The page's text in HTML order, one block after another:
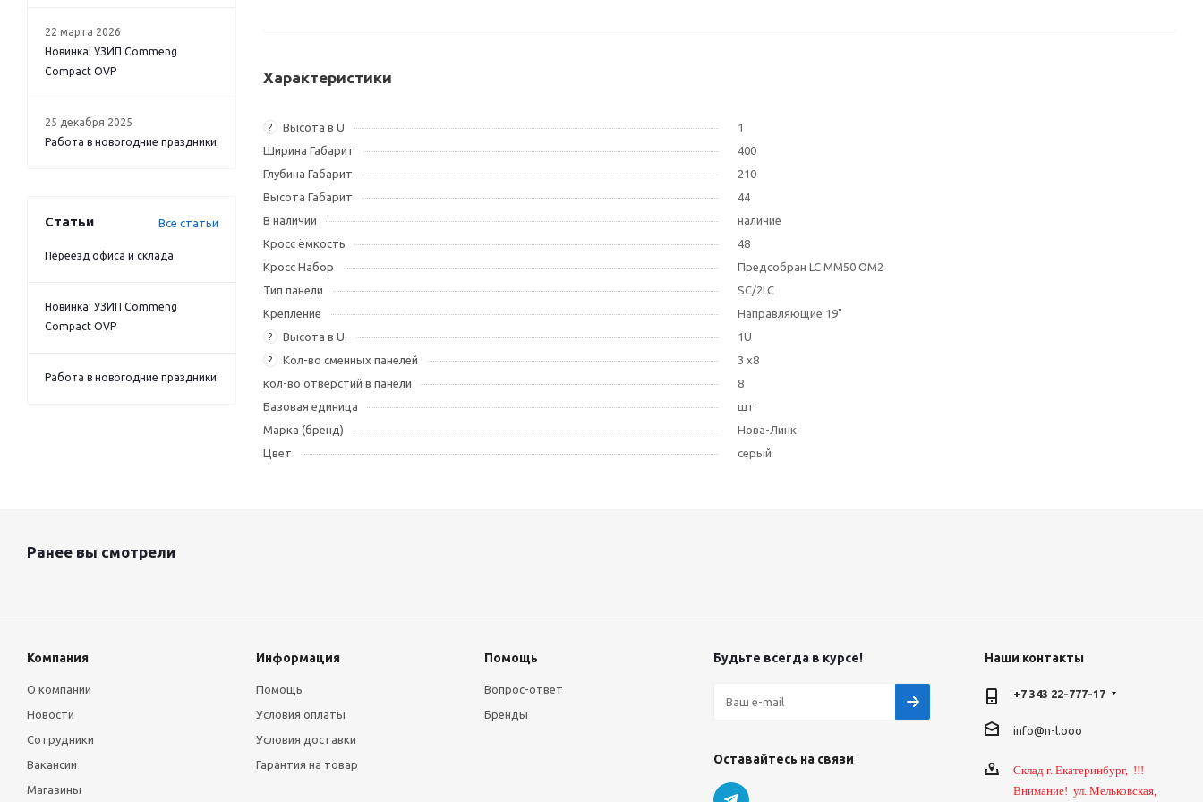
Характеристики
? Высота в U
1
Ширина Габарит
400
Глубина Габарит
210
Высота Габарит
44
В наличии
наличие
Кросс ёмкость
48
Кросс Набор
Предсобран LC MM50 OM2
Тип панели
SC/2LC
Крепление
Направляющие 19"
? Высота в U. 1U
? Кол-во сменных панелей
3 х8
кол-во отверстий в панели
8
Базовая единица
шт
Марка (бренд)
Нова-Линк
Цвет
серый
22 марта 2026
Новинка! УЗИП Commeng
Compact OVP
25 декабря 2025
Работа в новогодние праздники
Статьи Все статьи
Переезд офиса и склада
Новинка! УЗИП Commeng
Compact OVP
Работа в новогодние праздники
Ранее вы смотрели
Компания
О компании
Новости
Сотрудники
Вакансии
Магазины
Информация
Помощь
Условия оплаты
Условия доставки
Гарантия на товар
Помощь
Вопрос-ответ
Бренды
Будьте всегда в курсе!
Оставайтесь на связи
Наши контакты
+7 343 22-777-17
info@n-l.ooo
Склад г. Екатеринбург, !!!
Внимание! ул. Мельковская,